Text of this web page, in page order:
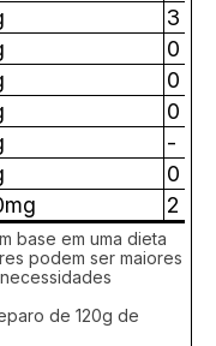
3
0
0
0
-
0
2
base em uma dieta
podem ser maiores
de 120g de